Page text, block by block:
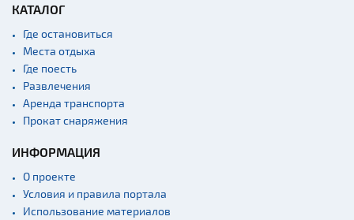
КАТАЛОГ
Где остановиться
Места отдыха
Где поесть
Развлечения
Аренда транспорта
Прокат снаряжения
ИНФОРМАЦИЯ
О проекте
Условия и правила портала
Использование материалов